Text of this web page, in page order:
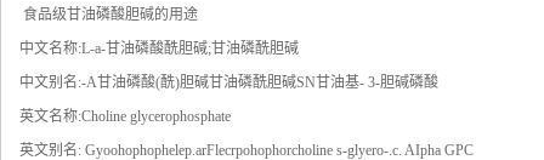
食品级甘油磷酸胆碱的用途
中文名称:L-a-甘油磷酸酰胆碱;甘油磷酰胆碱
中文别名:-A甘油磷酸(酰)胆碱甘油磷酰胆碱SN甘油基- 3-胆碱磷酸
英文名称:Choline glycerophosphate
英文别名: Gyoohophophelep.arFlecrpohophorcholine s-glyero-.c. AIpha GPC